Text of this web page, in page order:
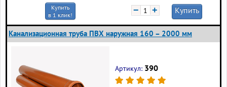
Купить
в 1 клик!
− + Купить
Канализационная труба ПВХ наружная 160 – 2000 мм
Артикул: 390